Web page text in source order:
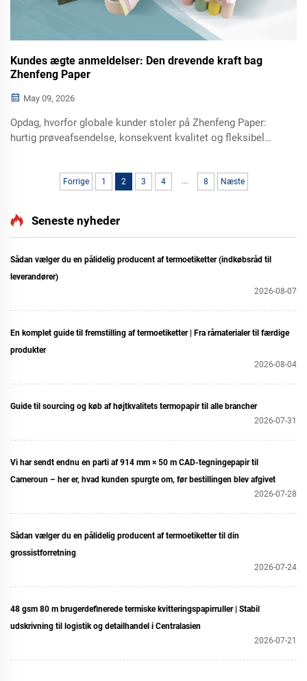
Kundes ægte anmeldelser: Den drevende kraft bag
Zhenfeng Paper
May 09, 2026
Opdag, hvorfor globale kunder stoler på Zhenfeng Paper:
hurtig prøveafsendelse, konsekvent kvalitet og fleksibel
Forrige 1 2 3 4 ... 8 Næste
Seneste nyheder
Sådan vælger du en pålidelig producent af termoetiketter (indkøbsråd til
leverandører)
2026-08-07
En komplet guide til fremstilling af termoetiketter | Fra råmaterialer til færdige
produkter
2026-08-04
Guide til sourcing og køb af højtkvalitets termopapir til alle brancher
2026-07-31
Vi har sendt endnu en parti af 914 mm × 50 m CAD-tegningepapir til
Cameroun – her er, hvad kunden spurgte om, før bestillingen blev afgivet
2026-07-28
Sådan vælger du en pålidelig producent af termoetiketter til din
grossistforretning
2026-07-24
48 gsm 80 m brugerdefinerede termiske kvitteringspapirruller | Stabil
udskrivning til logistik og detailhandel i Centralasien
2026-07-21